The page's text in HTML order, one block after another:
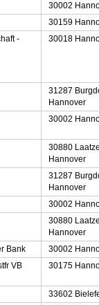
30002
30159
-
30018
31287
Hannover
30002
30880
Hannover
31287
Hannover
30002
30880
Hannover
Bank
30002
VB
30175
33602